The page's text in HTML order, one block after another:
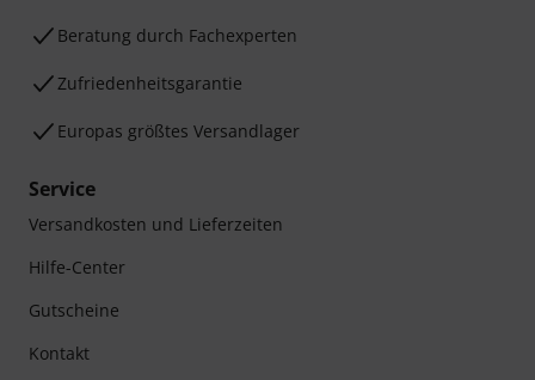
Beratung durch Fachexperten
Zufriedenheitsgarantie
Europas größtes Versandlager
Service
Versandkosten und Lieferzeiten
Hilfe-Center
Gutscheine
Kontakt